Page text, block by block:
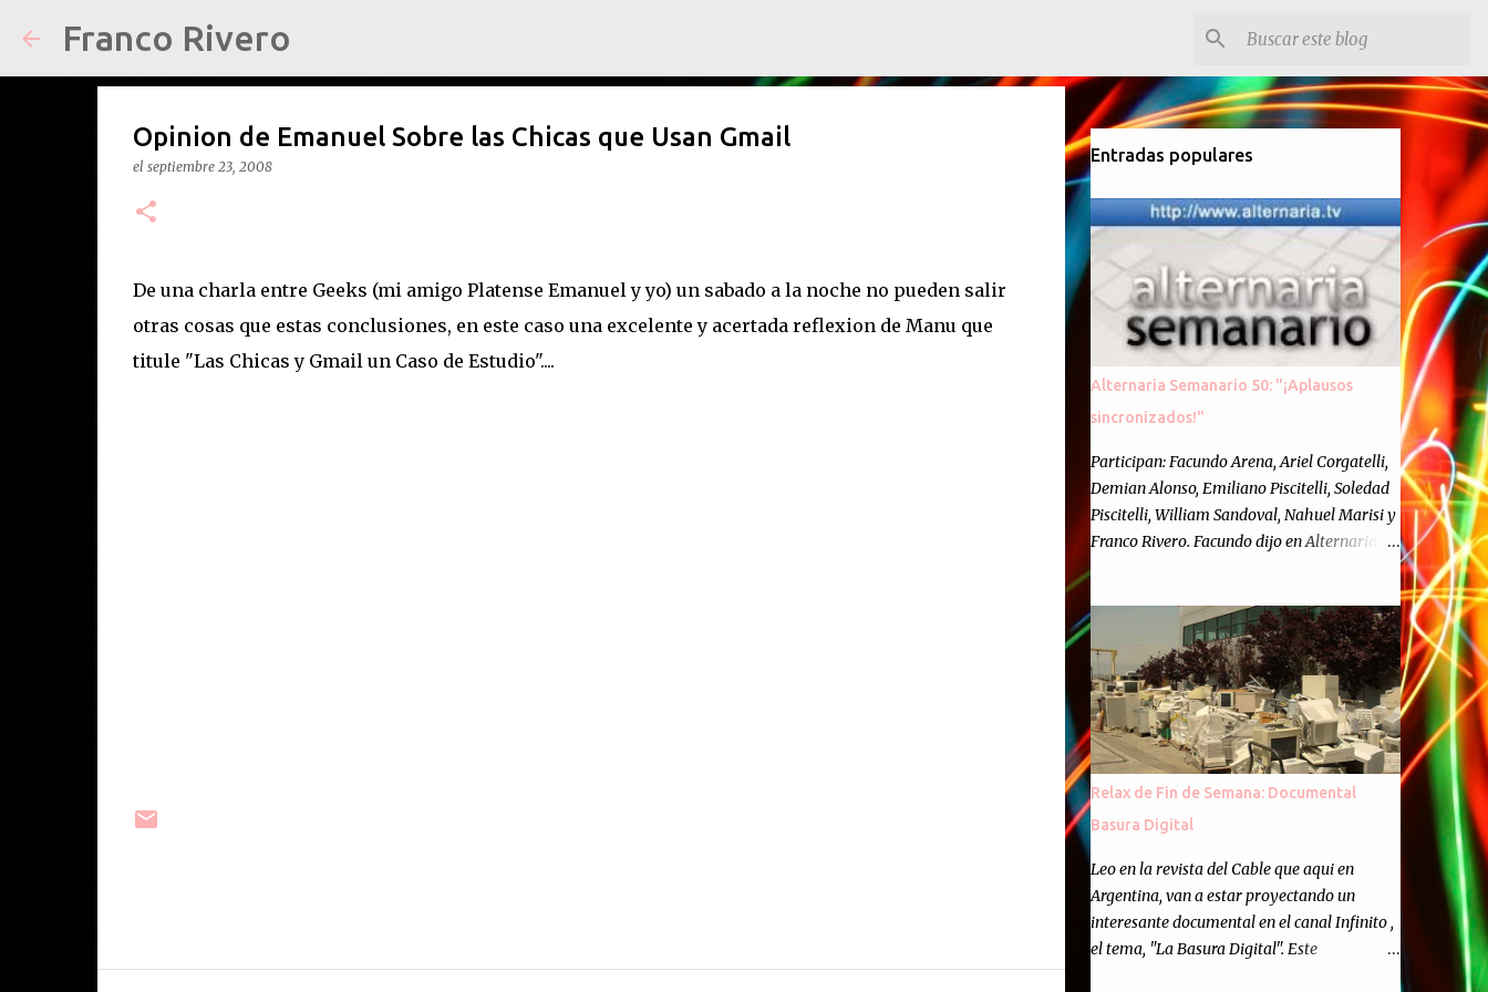
Franco Rivero
Opinion de Emanuel Sobre las Chicas que Usan Gmail
el septiembre 23, 2008
De una charla entre Geeks (mi amigo Platense Emanuel y yo) un sabado a la noche no pueden salir
otras cosas que estas conclusiones, en este caso una excelente y acertada reflexion de Manu que
titule "Las Chicas y Gmail un Caso de Estudio"....
Entradas populares
Alternaria Semanario 50: "¡Aplausos
sincronizados!"
Participan: Facundo Arena, Ariel Corgatelli,
Demian Alonso, Emiliano Piscitelli, Soledad
Piscitelli, William Sandoval, Nahuel Marisi y
Franco Rivero. Facundo dijo en Alternaria :
Finalmente, hemos llegado a los cincuenta
Cincuenta ocasiones para ponernos en
contacto con ustedes y contarles las noticias
de tecnología más importantes, desde
nuestra propia óptica: un punto de vista
independiente e informal.Para festejarlo, se
nos ocurrió que estemos todos juntos; y
cuando digo "todos" me refiero a toda la
gente que alguna vez participó en el
semanario como panelista, y a ustedes. Por
eso se nos ocurrió la idea de emitir video en
vivo. La tarea no fué facil, hubo que
coordinar horarios, preparar el estudio,
configurar muchos programejos y hacer
Relax de Fin de Semana: Documental
Basura Digital
Leo en la revista del Cable que aqui en
Argentina, van a estar proyectando un
interesante documental en el canal Infinito ,
el tema, "La Basura Digital". Este